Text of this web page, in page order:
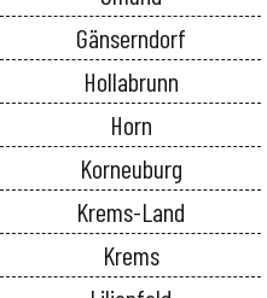
Gänserndorf
Hollabrunn
Horn
Korneuburg
Krems-Land
Krems